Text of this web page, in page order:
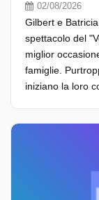
02/08/2026
Gilbert e
spettacolo del
miglior
famiglie.
iniziano la loro